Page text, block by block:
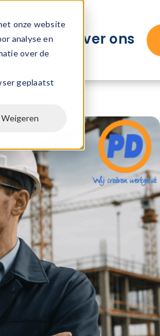
onze website
analyse en
over de
geplaatst
Weigeren
Over ons